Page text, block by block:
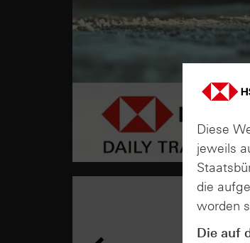
Diese
jeweils
die
worden
Die auf